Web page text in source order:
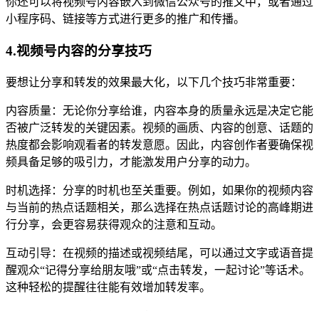
小程序码、链接等方式进行更多的推广和传播。
4.视频号内容的分享技巧
要想让分享和转发的效果最大化，以下几个技巧非常重要：
内容质量：无论你分享给谁，内容本身的质量永远是决定它能
否被广泛转发的关键因素。视频的画质、内容的创意、话题的
热度都会影响观看者的转发意愿。因此，内容创作者要确保视
频具备足够的吸引力，才能激发用户分享的动力。
时机选择：分享的时机也至关重要。例如，如果你的视频内容
与当前的热点话题相关，那么选择在热点话题讨论的高峰期进
行分享，会更容易获得观众的注意和互动。
互动引导：在视频的描述或视频结尾，可以通过文字或语音提
醒观众“记得分享给朋友哦”或“点击转发，一起讨论”等话术。
这种轻松的提醒往往能有效增加转发率。